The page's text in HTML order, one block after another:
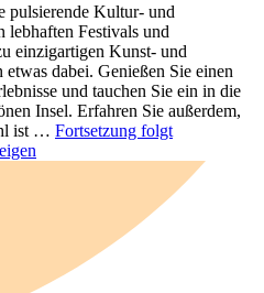
pulsierende Kultur- und
lebhaften Festivals und
einzigartigen Kunst- und
dabei. Genießen Sie einen
und tauchen Sie ein in die
Insel. Erfahren Sie außerdem,
ist … Fortsetzung folgt